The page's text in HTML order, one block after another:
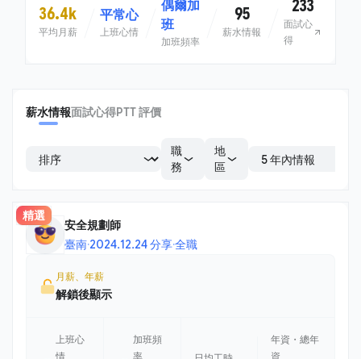
36.4k
平均月薪
平常心
上班心情
偶爾加
班
加班頻率
95
薪水情報
233
面試心
得
薪水情報面試心得PTT 評價
職
務
地
區
精選
安全規劃師
臺南·2024.12.24 分享·全職
月薪、年薪
解鎖後顯示
上班心
情
加班頻
率
年資・總年
資